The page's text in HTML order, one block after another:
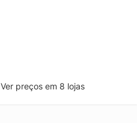
Ver preços em 8 lojas